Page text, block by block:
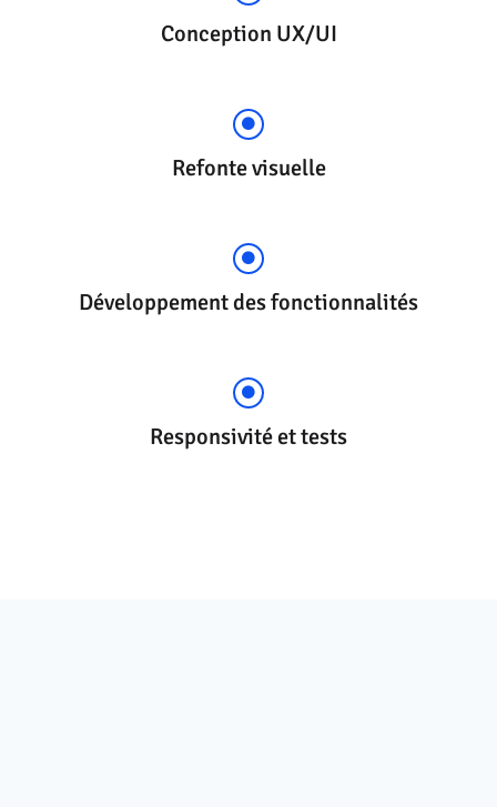
Conception UX/UI
Refonte visuelle
Développement des fonctionnalités
Responsivité et tests